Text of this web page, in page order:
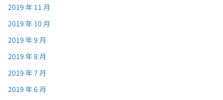
2019 年 11 月
2019 年 10 月
2019 年 9 月
2019 年 8 月
2019 年 7 月
2019 年 6 月